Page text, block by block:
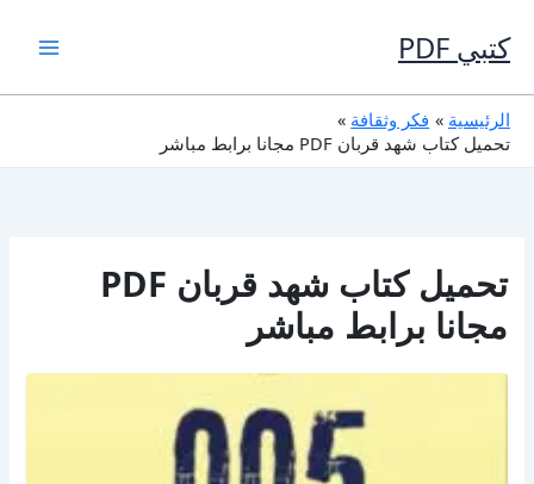
إلى
المحتوى
كتبي PDF
الرئيسية
فكر وثقافة
تحميل كتاب شهد قربان PDF مجانا برابط مباشر
تحميل كتاب شهد قربان PDF
مجانا برابط مباشر